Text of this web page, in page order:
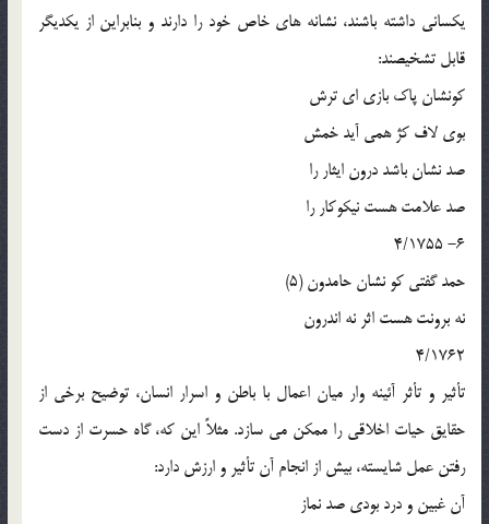
يکساني داشته باشند، نشانه هاي خاص خود را دارند و بنابراين از يکديگر
قابل تشخيصند:
کونشان پاک بازي اي ترش
بوي لاف کژ همي آيد خمش
صد نشان باشد درون ايثار را
صد علامت هست نيکوکار را
6- 4/1755
حمد گفتي کو نشان حامدون (5)
نه برونت هست اثر نه اندرون
4/1762
تأثير و تأثر آئينه وار ميان اعمال با باطن و اسرار انسان، توضيح برخي از
حقايق حيات اخلاقي را ممکن مي سازد. مثلاً اين که، گاه حسرت از دست
رفتن عمل شايسته، بيش از انجام آن تأثير و ارزش دارد:
آن غبين و درد بودي صد نماز